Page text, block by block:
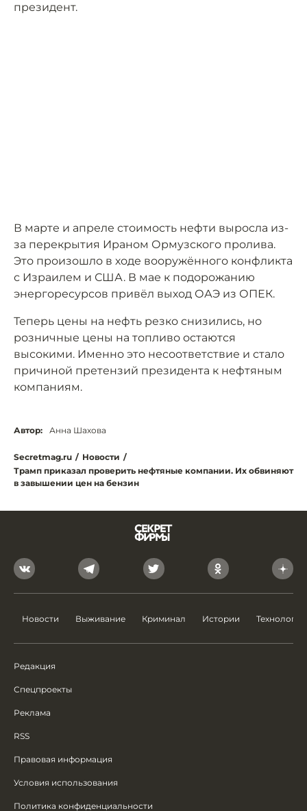
президент.
В марте и апреле стоимость нефти выросла из-
за перекрытия Ираном Ормузского пролива.
Это произошло в ходе вооружённого конфликта
с Израилем и США. В мае к подорожанию
энергоресурсов привёл выход ОАЭ из ОПЕК.
Теперь цены на нефть резко снизились, но
розничные цены на топливо остаются
высокими. Именно это несоответствие и стало
причиной претензий президента к нефтяным
компаниям.
Автор: Анна Шахова
Secretmag.ru / Новости /
Трамп приказал проверить нефтяные компании. Их обвиняют
в завышении цен на бензин
Новости Выживание Криминал Истории Технологии
Редакция
Спецпроекты
Реклама
RSS
Правовая информация
Условия использования
Политика конфиденциальности